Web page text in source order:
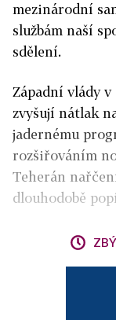
mezinárodní
službám naší
sdělení.
Západní vlády
zvyšují nátlak
jadernému
rozšiřováním
Teherán
dlouhodobě